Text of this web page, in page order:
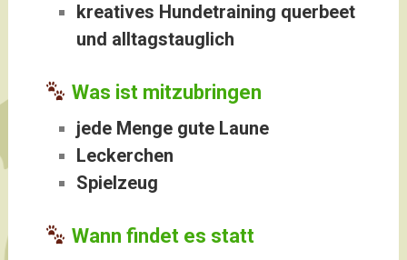
kreatives Hundetraining querbeet
und alltagstauglich
Was ist mitzubringen
jede Menge gute Laune
Leckerchen
Spielzeug
Wann findet es statt